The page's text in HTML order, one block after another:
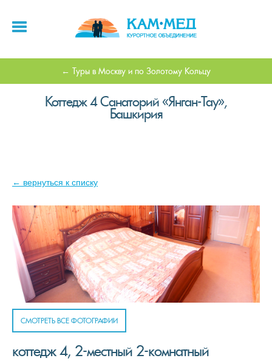
Туры в Москву и по Золотому Кольцу
Коттедж 4 Санаторий «Янган-Тау»,
Башкирия
← вернуться к списку
СМОТРЕТЬ ВСЕ ФОТОГРАФИИ
коттедж 4, 2-местный 2-комнатный